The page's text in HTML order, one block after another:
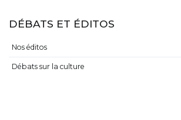
DÉBATS ET ÉDITOS
Nos éditos
Débats sur la culture